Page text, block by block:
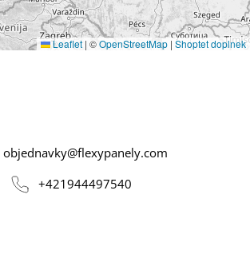
Leaflet | ©OpenStreetMap | Shoptet doplnek
objednavky@flexypanely.com
+421944497540